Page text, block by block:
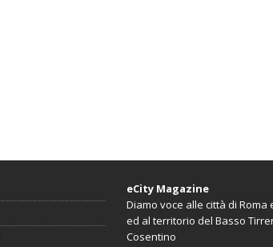
eCity Magazine
Diamo voce alle città di Roma
ed al territorio del Basso
Cosentino